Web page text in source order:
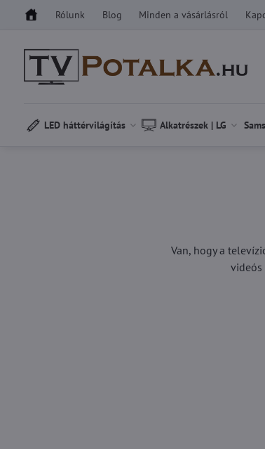
Rólunk Blog Minden a vásárlásról
LED háttérvilágítás Alkatrészek | LG
Van, hogy a
videós